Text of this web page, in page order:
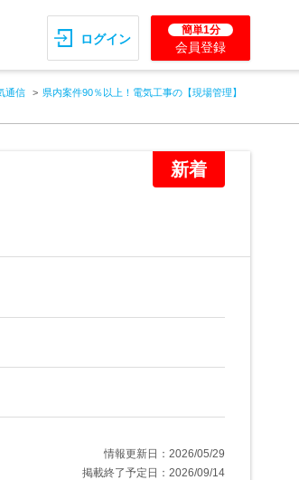
ログイン
簡単1分
会員登録
通信 県内案件90％以上！電気工事の【現場管理】
新着
情報更新日：2026/05/29
掲載終了予定日：2026/09/14